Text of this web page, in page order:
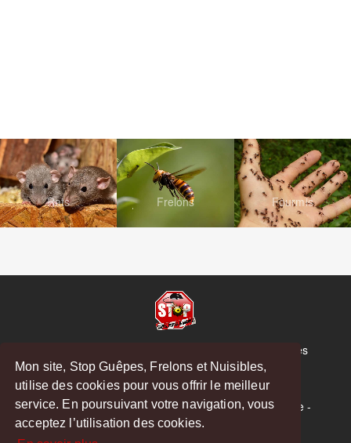
Mon site, Stop Guêpes, Frelons et Nuisibles,
utilise des cookies pour vous offrir le meilleur
service. En poursuivant votre navigation, vous
acceptez l’utilisation des cookies.
Rats Frelons Fourmis
© Copyright 2026 Stop Guêpes, Frelons et Nuisibles
Mentions légales
Créé parMattWeb
Saint-Gaudens-Saint-Girons-Boulogne-sur-Gesse-
Montréjeau